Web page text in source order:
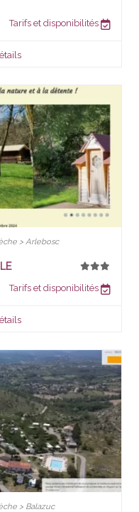
Tarifs et disponibilités
> Arlebosc
Tarifs et disponibilités
> Balazuc